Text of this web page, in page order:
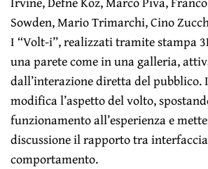
Sowden, Mario Trimarchi, Cino
I “Volt-i”, realizzati tramite stampa
una parete come in una galleria,
dall’interazione diretta del pubblico.
modifica l’aspetto del volto,
funzionamento all’esperienza e
discussione il rapporto tra
comportamento.